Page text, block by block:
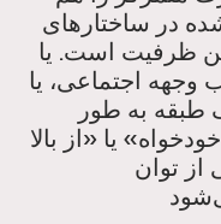
در ساختارهای
ظرفیت است. یا
وجهه اجتماعی، یا
طبقه به طور
یا «از بالا
از توان